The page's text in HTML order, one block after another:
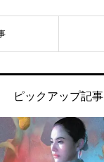
ピックアップ記事